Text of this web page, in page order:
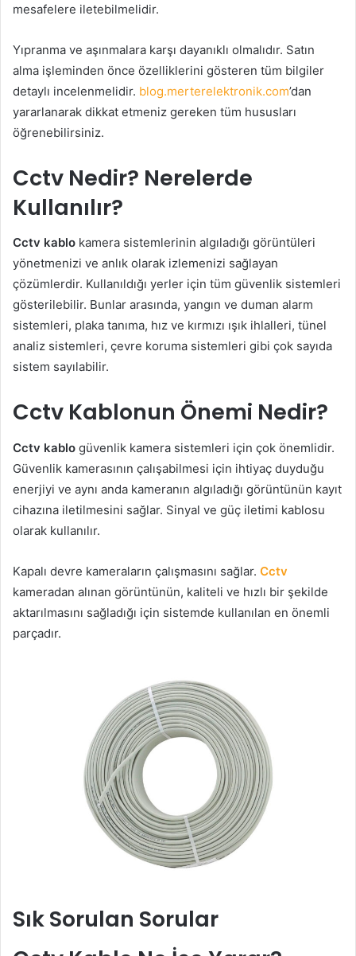
mesafelere iletebilmelidir.
Yıpranma ve aşınmalara karşı dayanıklı olmalıdır. Satın
alma işleminden önce özelliklerini gösteren tüm bilgiler
detaylı incelenmelidir. blog.merterelektronik.com’dan
yararlanarak dikkat etmeniz gereken tüm hususları
öğrenebilirsiniz.
Cctv Nedir? Nerelerde
Kullanılır?
Cctv kablo kamera sistemlerinin algıladığı görüntüleri
yönetmenizi ve anlık olarak izlemenizi sağlayan
çözümlerdir. Kullanıldığı yerler için tüm güvenlik sistemleri
gösterilebilir. Bunlar arasında, yangın ve duman alarm
sistemleri, plaka tanıma, hız ve kırmızı ışık ihlalleri, tünel
analiz sistemleri, çevre koruma sistemleri gibi çok sayıda
sistem sayılabilir.
Cctv Kablonun Önemi Nedir?
Cctv kablo güvenlik kamera sistemleri için çok önemlidir.
Güvenlik kamerasının çalışabilmesi için ihtiyaç duyduğu
enerjiyi ve aynı anda kameranın algıladığı görüntünün kayıt
cihazına iletilmesini sağlar. Sinyal ve güç iletimi kablosu
olarak kullanılır.
Kapalı devre kameraların çalışmasını sağlar. Cctv
kameradan alınan görüntünün, kaliteli ve hızlı bir şekilde
aktarılmasını sağladığı için sistemde kullanılan en önemli
parçadır.
Sık Sorulan Sorular